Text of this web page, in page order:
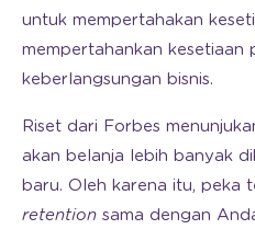
untuk mempertahakan
mempertahankan kesetiaan
keberlangsungan bisnis.
Riset dari Forbes
akan belanja lebih banyak
baru. Oleh karena itu, peka
retention sama dengan